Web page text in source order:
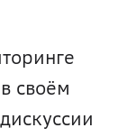
своём